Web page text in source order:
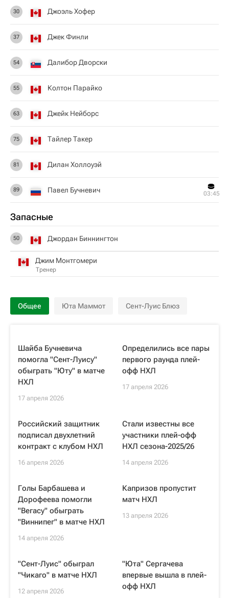
30 Джоэль Хофер
37 Джек Финли
54 Далибор Дворски
55 Колтон Парайко
63 Джейк Нейборс
75 Тайлер Такер
81 Дилан Холлоуэй
89 Павел Бучневич 03:45
Запасные
50 Джордан Биннингтон
Джим Монтгомери
Тренер
Общее Юта Маммот Сент-Луис Блюз
Шайба Бучневича
помогла "Сент-Луису"
обыграть "Юту" в матче
НХЛ
17 апреля 2026
Определились все пары
первого раунда плей-
офф НХЛ
17 апреля 2026
Российский защитник
подписал двухлетний
контракт с клубом НХЛ
16 апреля 2026
Стали известны все
участники плей-офф
НХЛ сезона-2025/26
14 апреля 2026
Голы Барбашева и
Дорофеева помогли
"Вегасу" обыграть
"Виннипег" в матче НХЛ
14 апреля 2026
Капризов пропустит
матч НХЛ
13 апреля 2026
"Сент-Луис" обыграл
"Чикаго" в матче НХЛ
12 апреля 2026
"Юта" Сергачева
впервые вышла в плей-
офф НХЛ